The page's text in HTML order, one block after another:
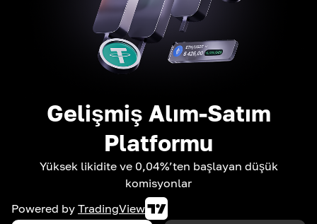
Gelişmiş Alım-Satım
Platformu
Yüksek likidite ve 0,04%’ten başlayan düşük
komisyonlar
Powered by TradingView